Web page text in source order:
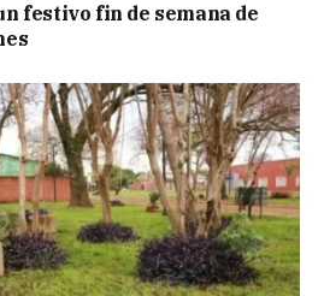
festivo fin de semana de